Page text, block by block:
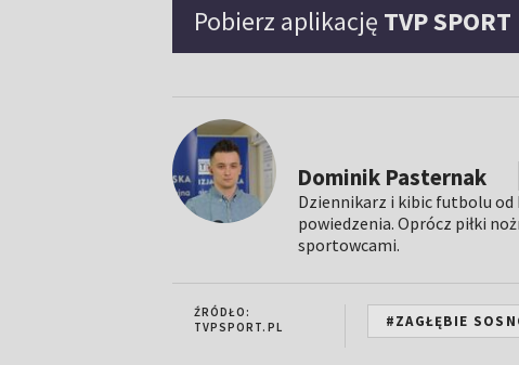
Pobierz aplikację TVP SPORT
Dominik Pasternak
Dziennikarz i kibic futbolu od
powiedzenia. Oprócz piłki
sportowcami.
ŹRÓDŁO:
TVPSPORT.PL
#ZAGŁĘBIE